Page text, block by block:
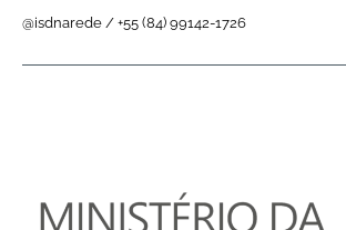
@isdnarede / +55 (84) 99142-1726